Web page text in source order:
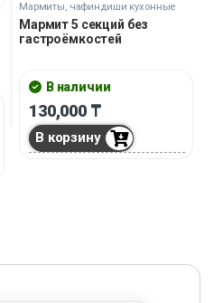
Мармиты, чафиндиши кухонные
Мармит 5 секций без
гастроёмкостей
В наличии
130,000 ₸
В корзину